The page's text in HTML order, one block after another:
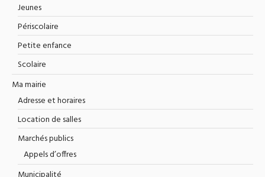
Jeunes
Périscolaire
Petite enfance
Scolaire
Ma mairie
Adresse et horaires
Location de salles
Marchés publics
Appels d’offres